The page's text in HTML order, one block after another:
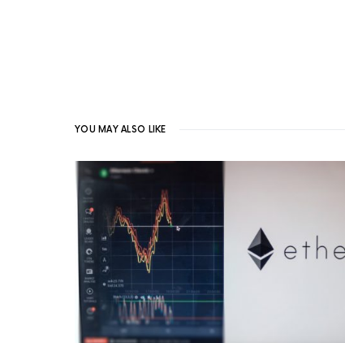
YOU MAY ALSO LIKE